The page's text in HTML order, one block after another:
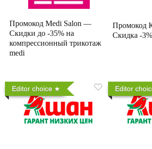
Промокод Medi Salon —
Скидки до -35% на
компрессионный трикотаж
medi
Промокод
Скидка -
Editor choice Editor